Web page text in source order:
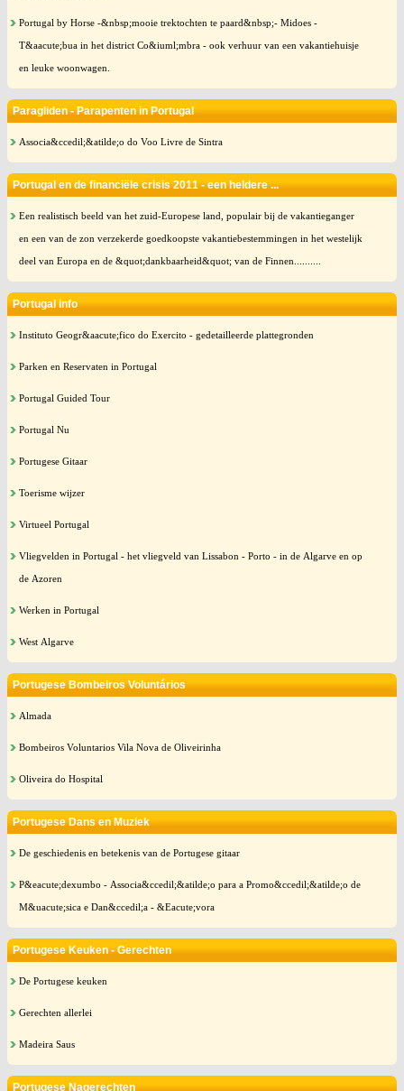
Portugal by Horse -&nbsp;mooie trektochten te paard&nbsp;- Midoes -
T&aacute;bua in het district Co&iuml;mbra - ook verhuur van een vakantiehuisje
en leuke woonwagen.
Paragliden - Parapenten in Portugal
Associa&ccedil;&atilde;o do Voo Livre de Sintra
Portugal en de financiële crisis 2011 - een heldere ...
Een realistisch beeld van het zuid-Europese land, populair bij de vakantieganger
en een van de zon verzekerde goedkoopste vakantiebestemmingen in het westelijk
deel van Europa en de &quot;dankbaarheid&quot; van de Finnen..........
Portugal info
Instituto Geogr&aacute;fico do Exercito - gedetailleerde plattegronden
Parken en Reservaten in Portugal
Portugal Guided Tour
Portugal Nu
Portugese Gitaar
Toerisme wijzer
Virtueel Portugal
Vliegvelden in Portugal - het vliegveld van Lissabon - Porto - in de Algarve en op
de Azoren
Werken in Portugal
West Algarve
Portugese Bombeiros Voluntários
Almada
Bombeiros Voluntarios Vila Nova de Oliveirinha
Oliveira do Hospital
Portugese Dans en Muziek
De geschiedenis en betekenis van de Portugese gitaar
P&eacute;dexumbo - Associa&ccedil;&atilde;o para a Promo&ccedil;&atilde;o de
M&uacute;sica e Dan&ccedil;a - &Eacute;vora
Portugese Keuken - Gerechten
De Portugese keuken
Gerechten allerlei
Madeira Saus
Portugese Nagerechten